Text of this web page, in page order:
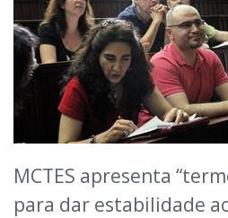
MCTES apresenta
para dar estabilidade